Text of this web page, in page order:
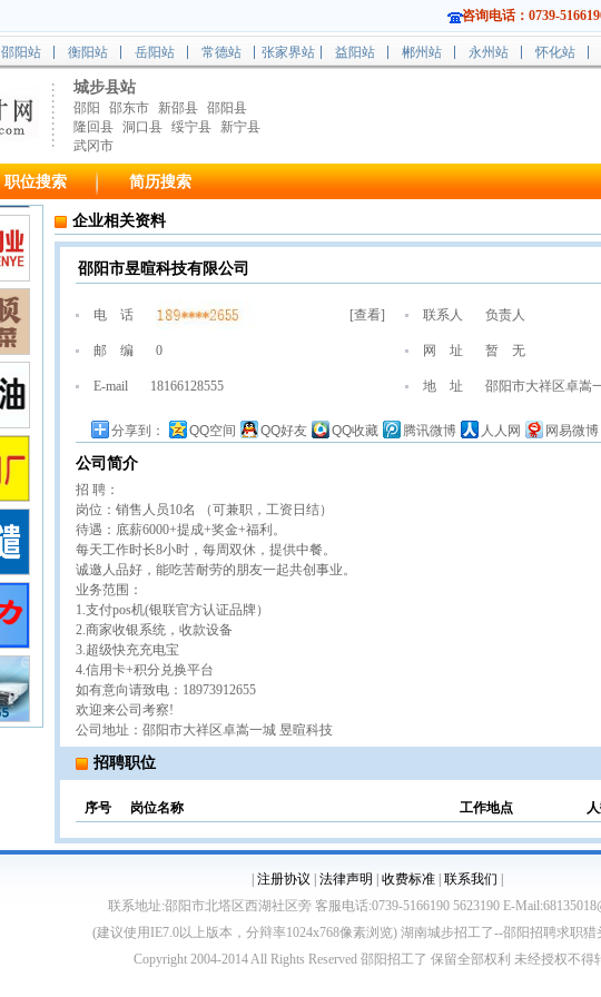
咨询电话：0739-
邵阳站 衡阳站 岳阳站 常德站 张家界站 益阳站 郴州站 永州站 怀化站
城步县站
邵阳 邵东市 新邵县 邵阳县
隆回县 洞口县 绥宁县
新宁县
武冈市
职位搜索 简历搜索
企业相关资料
邵阳市昱暄科技有限公司
电 话 [查看] 联系人 负责人
邮 编 0 网 址 暂 无
E-mail 18166128555 地 址 邵阳市大祥区卓嵩
分享到： QQ空间 QQ好友 QQ收藏 腾讯微博 人人网 网易微博
公司简介
招 聘：
岗位：销售人员10名 （可兼职，工资日结）
待遇：底薪6000+提成+奖金+福利。
每天工作时长8小时，每周双休，提供中餐。
诚邀人品好，能吃苦耐劳的朋友一起共创事业。
业务范围：
1.支付pos机(银联官方认证品牌）
2.商家收银系统，收款设备
3.超级快充充电宝
4.信用卡+积分兑换平台
如有意向请致电：18973912655
欢迎来公司考察!
公司地址：邵阳市大祥区卓嵩一城 昱暄科技
招聘职位
序号 岗位名称 工作地点
注册协议 法律声明 收费标准 联系我们
联系地址:邵阳市北塔区西湖社区旁 客服电话:0739-5166190 5623190 E-
(建议使用IE7.0以上版本，分辩率1024x768像素浏览) 湖南城步招工了--邵阳招聘求职猎
Copyright 2004-2014 All Rights Reserved 邵阳招工了 保留全部权利 未经授权不得